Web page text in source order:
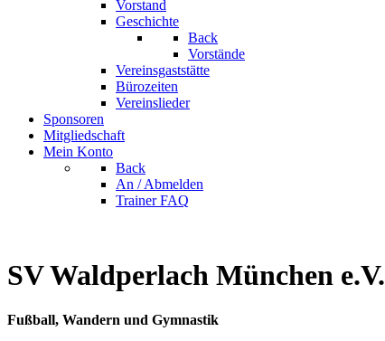
Vorstand
Geschichte
Back
Vorstände
Vereinsgaststätte
Bürozeiten
Vereinslieder
Sponsoren
Mitgliedschaft
Mein Konto
Back
An / Abmelden
Trainer FAQ
SV Waldperlach München e.V.
Fußball, Wandern und Gymnastik